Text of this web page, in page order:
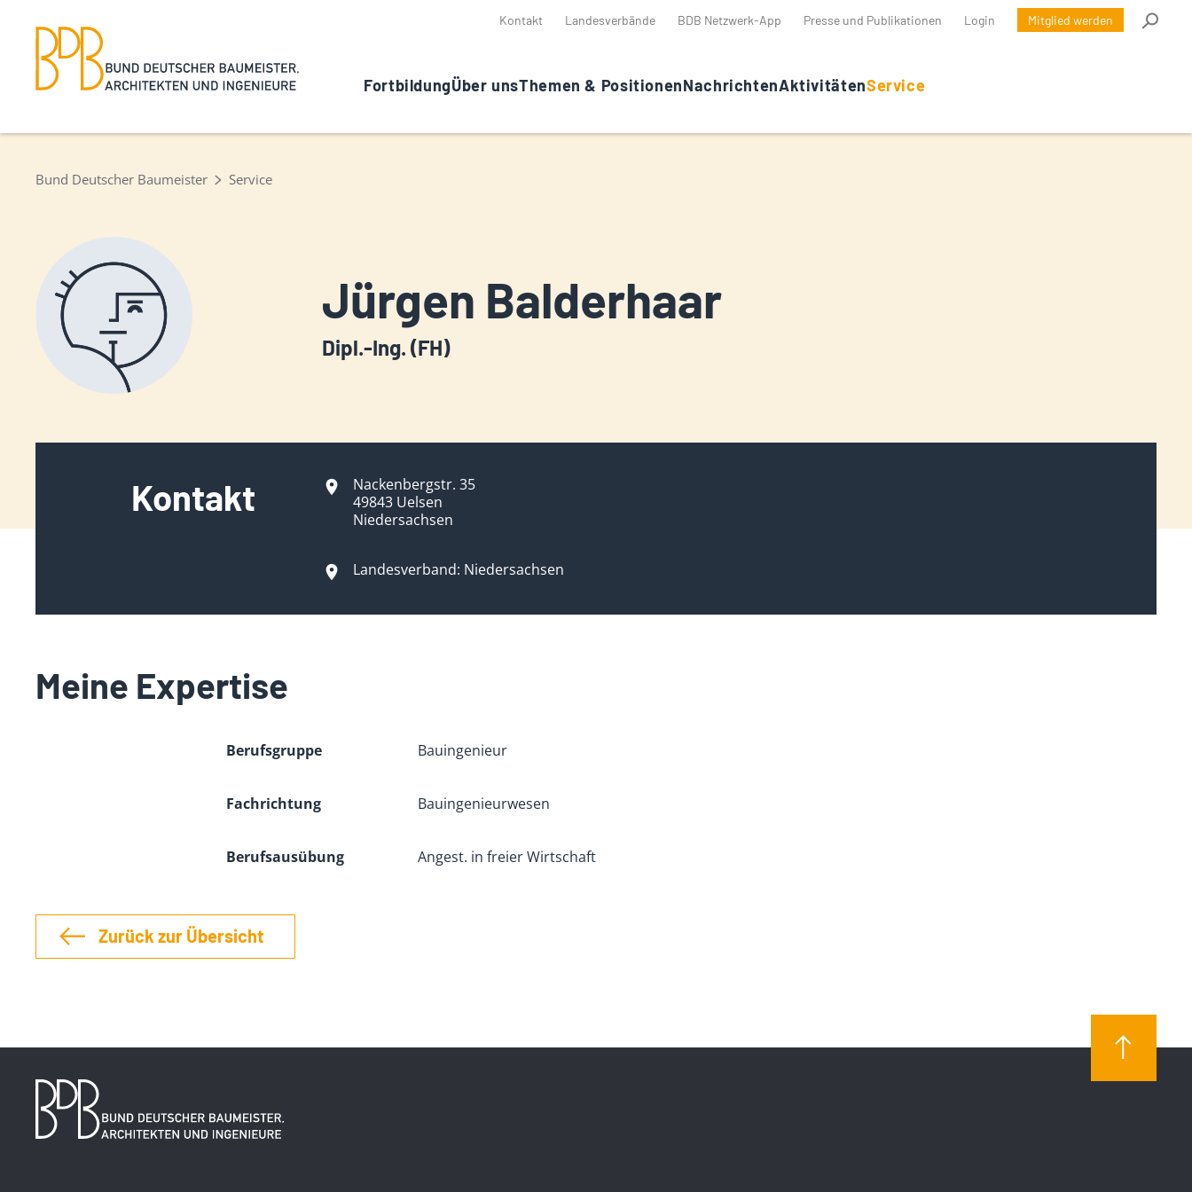
Kontakt Landesverbände BDB Netzwerk-App Presse und Publikationen Login Mitglied werden
FortbildungÜber unsThemen & PositionenNachrichtenAktivitätenService
Bund Deutscher Baumeister Service
Jürgen Balderhaar
Dipl.-Ing. (FH)
Kontakt
Nackenbergstr. 35
49843 Uelsen
Niedersachsen
Landesverband: Niedersachsen
Meine Expertise
Berufsgruppe Bauingenieur
Fachrichtung Bauingenieurwesen
Berufsausübung Angest. in freier Wirtschaft
Zurück zur Übersicht